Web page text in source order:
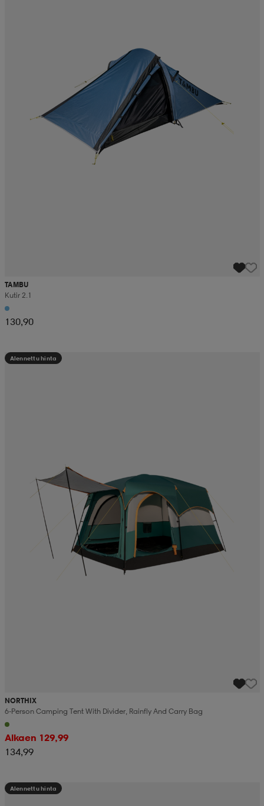
TAMBU
Kutir 2.1
130,90
Alennettu hinta
NORTHIX
6-Person Camping Tent With Divider, Rainfly And Carry Bag
Alkaen 129,99
134,99
Alennettu hinta